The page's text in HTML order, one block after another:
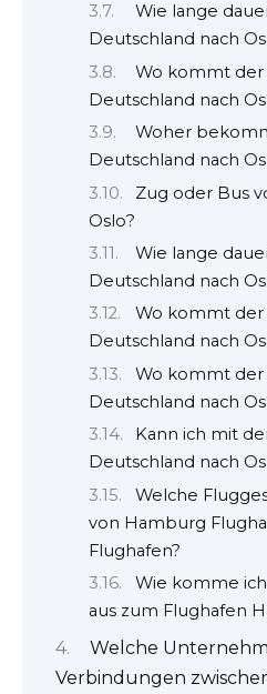
Wie lange
Deutschland nach
Wo kommt der
Deutschland nach
Woher
Deutschland nach
Zug oder Bus
Oslo?
Wie lange
Deutschland nach
Wo kommt der
Deutschland nach
Wo kommt der
Deutschland nach
Kann ich mit
Deutschland nach
Welche
von Hamburg
Flughafen?
Wie komme
aus zum Flughafen
Welche
Verbindungen